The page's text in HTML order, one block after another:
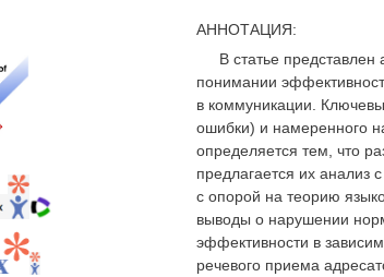
АННОТАЦИЯ:
В статье
понимании
в коммуникации.
ошибки) и намеренного
определяется тем, что
предлагается их анализ
с опорой на теорию
выводы о нарушении
эффективности в
речевого приема